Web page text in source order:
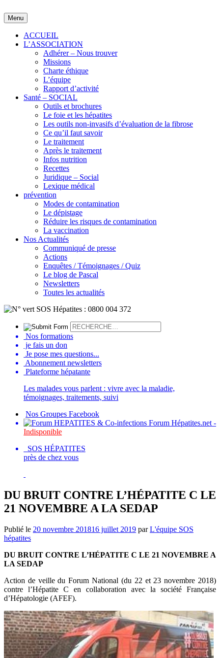
to
content
Menu
ACCUEIL
L’ASSOCIATION
Adhérer – Nous trouver
Missions
Charte éthique
L’équipe
Rapport d’activité
Santé – SOCIAL
Outils et brochures
Le foie et les hépatites
Les outils non-invasifs d’évaluation de la fibrose
Ce qu’il faut savoir
Le traitement
Après le traitement
Infos nutrition
Recettes
Juridique – Social
Lexique médical
prévention
Modes de contamination
Le dépistage
Réduire les risques de contamination
La vaccination
Nos Actualités
Communiqué de presse
Actions
Enquêtes / Témoignages / Quiz
Le blog de Pascal
Newsletters
Toutes les actualités
Nos formations
je fais un don
Je pose mes questions...
Abonnement newsletters
Plateforme hépatante
Les malades vous parlent : vivre avec la maladie,
témoignages, traitements, suivi
Nos Groupes Facebook
Forum Hépatites.net -
Indisponible
SOS HÉPATITES
près de chez vous
DU BRUIT CONTRE L’HÉPATITE C LE
21 NOVEMBRE A LA SEDAP
Publié le 20 novembre 201816 juillet 2019 parL'équipe SOS
hépatites
DU BRUIT CONTRE L’HÉPATITE C LE 21 NOVEMBRE A
LA SEDAP
Action de veille du Forum National (du 22 et 23 novembre 2018)
contre l’Hépatite C en collaboration avec la société Française
d’Hépatologie (AFEF).